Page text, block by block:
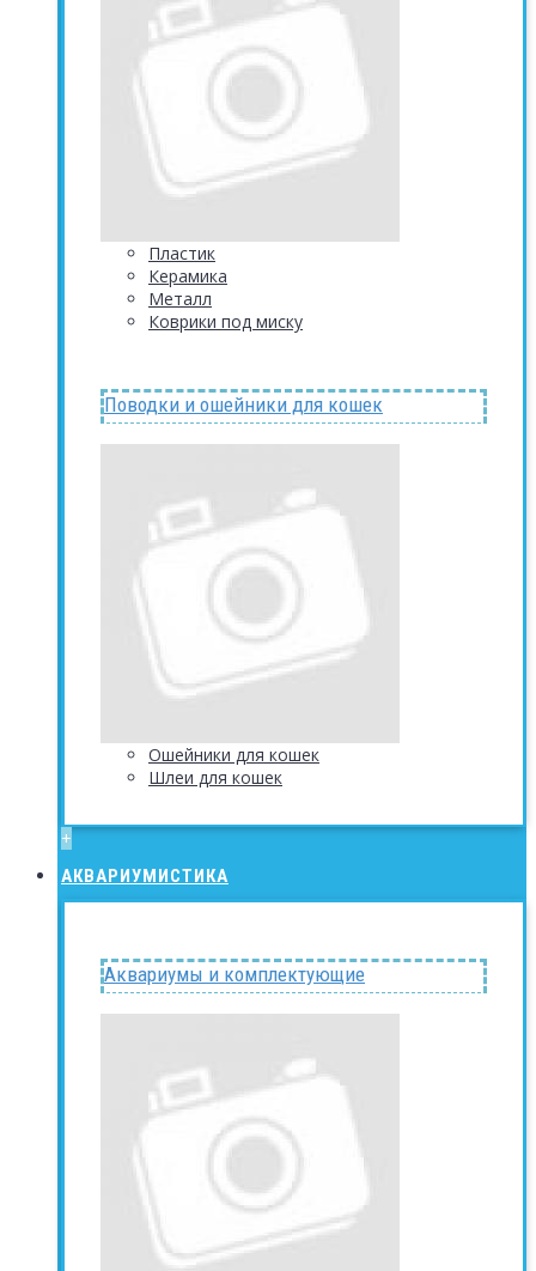
Пластик
Керамика
Металл
Коврики под миску
Поводки и ошейники для кошек
Ошейники для кошек
Шлеи для кошек
+
АКВАРИУМИСТИКА
Аквариумы и комплектующие